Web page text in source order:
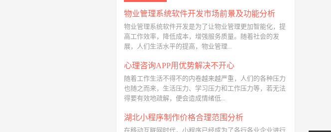
物业管理系统软件开发市场前景及功能分析
物业管理系统软件开发是为了让物业管理更加智能化，提
高工作效率，降低成本，增强服务质量。随着社会的发
展，人们生活水平的提高，物业管理...
心理咨询APP用优势解决不开心
随着工作生活不得不的内卷越来越严重，人们的各种压力
也随之而来，生活压力、学习压力和工作压力等，若无法
得要有效地疏解，便会造成情绪低...
湖北小程序制作价格合理范围分析
在移动互联网时代，小程序已经成为了各行各业企业进行